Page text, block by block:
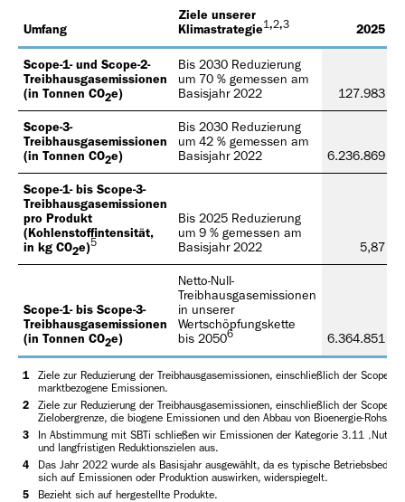
Umfang
Ziele unserer
Klimastrategie1,2,3 2025
Scope-1- und Scope-2-
Treibhausgasemissionen
(in Tonnen CO2e)
Bis 2030 Reduzierung
um 70 % gemessen am
Basisjahr 2022
127.983
Scope-3-
Treibhausgasemissionen
(in Tonnen CO2e)
Bis 2030 Reduzierung
um 42 % gemessen am
Basisjahr 2022
6.236.869
Scope-1- bis Scope-3-
Treibhausgasemissionen
pro Produkt
(Kohlenstoffintensität,
in kg CO2e)5
Bis 2025 Reduzierung
um 9 % gemessen am
Basisjahr 2022
5,87
Scope-1- bis Scope-3-
Treibhausgasemissionen
(in Tonnen CO2e)
Netto-Null-
Treibhausgasemissionen
in unserer
Wertschöpfungskette
bis 20506 6.364.851
1
Ziele zur Reduzierung der Treibhausgasemissionen, einschließlich der Scope-2-
marktbezogene Emissionen.
2
Ziele zur Reduzierung der Treibhausgasemissionen, einschließlich der Scope-
Zielobergrenze, die biogene Emissionen und den Abbau von Bioenergie-
3
In Abstimmung mit SBTi schließen wir Emissionen der Kategorie 3.11
und langfristigen Reduktionszielen aus.
4
Das Jahr 2022 wurde als Basisjahr ausgewählt, da es typische
sich auf Emissionen oder Produktion auswirken, widerspiegelt.
5
Bezieht sich auf hergestellte Produkte.